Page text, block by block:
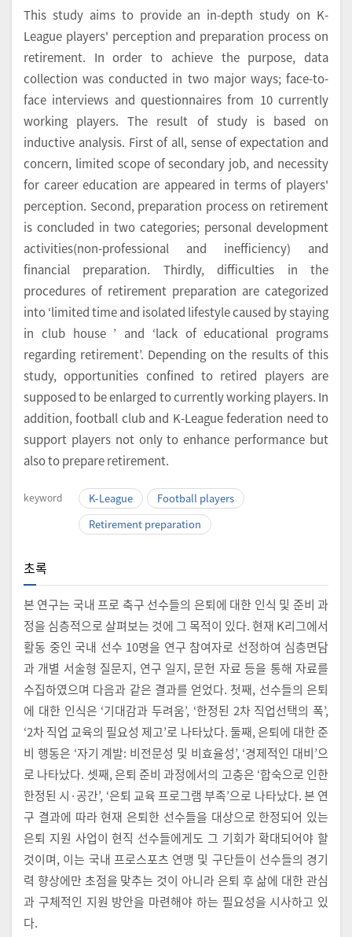
This study aims to provide an in-depth study on K-
League players' perception and preparation process on
retirement. In order to achieve the purpose, data
collection was conducted in two major ways; face-to-
face interviews and questionnaires from 10 currently
working players. The result of study is based on
inductive analysis. First of all, sense of expectation and
concern, limited scope of secondary job, and necessity
for career education are appeared in terms of players'
perception. Second, preparation process on retirement
is concluded in two categories; personal development
activities(non-professional and inefficiency) and
financial preparation. Thirdly, difficulties in the
procedures of retirement preparation are categorized
into ‘limited time and isolated lifestyle caused by staying
in club house ’ and ‘lack of educational programs
regarding retirement’. Depending on the results of this
study, opportunities confined to retired players are
supposed to be enlarged to currently working players. In
addition, football club and K-League federation need to
support players not only to enhance performance but
also to prepare retirement.
keyword K-League
Football players
Retirement preparation
초록
본 연구는 국내 프로 축구 선수들의 은퇴에 대한 인식 및 준비 과
정을 심층적으로 살펴보는 것에 그 목적이 있다. 현재 K리그에서
활동 중인 국내 선수 10명을 연구 참여자로 선정하여 심층면담
과 개별 서술형 질문지, 연구 일지, 문헌 자료 등을 통해 자료를
수집하였으며 다음과 같은 결과를 얻었다. 첫째, 선수들의 은퇴
에 대한 인식은 ‘기대감과 두려움’, ‘한정된 2차 직업선택의 폭’,
‘2차 직업 교육의 필요성 제고’로 나타났다. 둘째, 은퇴에 대한 준
비 행동은 ‘자기 계발: 비전문성 및 비효율성’, ‘경제적인 대비’으
로 나타났다. 셋째, 은퇴 준비 과정에서의 고충은 ‘합숙으로 인한
한정된 시·공간’, ‘은퇴 교육 프로그램 부족’으로 나타났다. 본 연
구 결과에 따라 현재 은퇴한 선수들을 대상으로 한정되어 있는
은퇴 지원 사업이 현직 선수들에게도 그 기회가 확대되어야 할
것이며, 이는 국내 프로스포츠 연맹 및 구단들이 선수들의 경기
력 향상에만 초점을 맞추는 것이 아니라 은퇴 후 삶에 대한 관심
과 구체적인 지원 방안을 마련해야 하는 필요성을 시사하고 있
다.